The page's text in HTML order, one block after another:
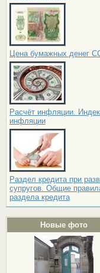
Цена бумажных денег
Расчёт инфляции.
инфляции
Раздел кредита при
супругов. Общие
раздела кредита
Новые фото